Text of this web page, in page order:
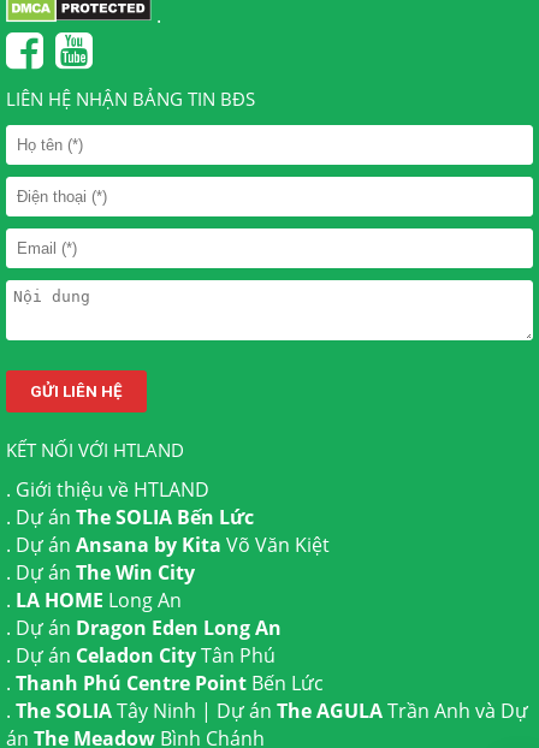
.
LIÊN HỆ NHẬN BẢNG TIN BĐS
KẾT NỐI VỚI HTLAND
. Giới thiệu về HTLAND
. Dự án The SOLIA Bến Lức
. Dự án Ansana by Kita Võ Văn Kiệt
. Dự án The Win City
. LA HOME Long An
. Dự án Dragon Eden Long An
. Dự án Celadon CityTân Phú
. Thanh Phú Centre Point Bến Lức
. The SOLIATây Ninh | Dự án The AGULATrần Anh và Dự
án The Meadow Bình Chánh